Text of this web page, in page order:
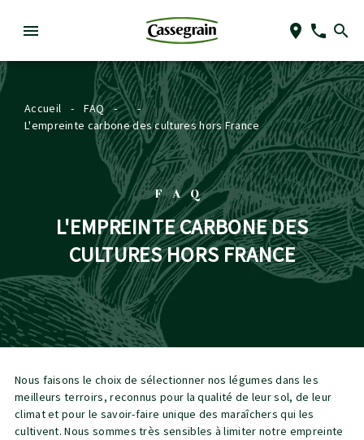
Accueil - FAQ -
-
L'empreinte carbone des cultures hors France
FAQ
L'EMPREINTE CARBONE DES
CULTURES HORS FRANCE
Nous faisons le choix de sélectionner nos légumes dans les
meilleurs terroirs, reconnus pour la qualité de leur sol, de leur
climat et pour le savoir-faire unique des maraîchers qui les
cultivent. Nous sommes très sensibles à limiter notre empreinte